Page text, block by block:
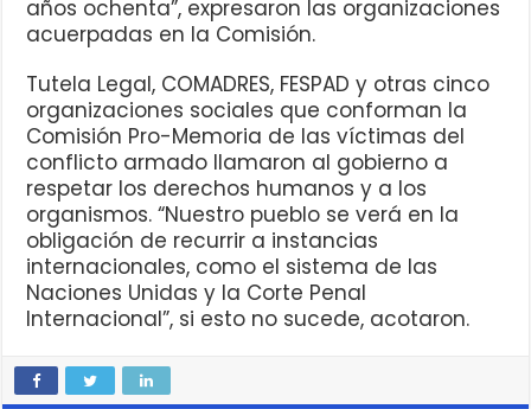
años ochenta”, expresaron las organizaciones
acuerpadas en la Comisión.
Tutela Legal, COMADRES, FESPAD y otras cinco
organizaciones sociales que conforman la
Comisión Pro-Memoria de las víctimas del
conflicto armado llamaron al gobierno a
respetar los derechos humanos y a los
organismos. “Nuestro pueblo se verá en la
obligación de recurrir a instancias
internacionales, como el sistema de las
Naciones Unidas y la Corte Penal
Internacional”, si esto no sucede, acotaron.